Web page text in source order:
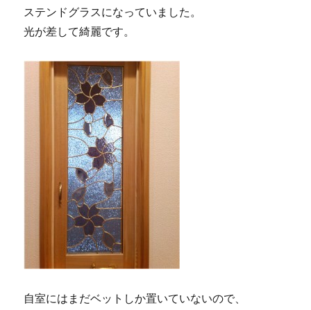
ステンドグラスになっていました。
光が差して綺麗です。
自室にはまだベットしか置いていないので、